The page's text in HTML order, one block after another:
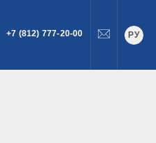
ПОИСК
+7 (812) 777-20-00 РУ